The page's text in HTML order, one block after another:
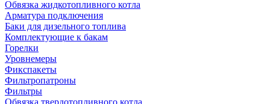
Обвязка жидкотопливного котла
Арматура подключения
Баки для дизельного топлива
Комплектующие к бакам
Горелки
Уровнемеры
Фикспакеты
Фильтропатроны
Фильтры
Обвязка твердотопливного котла